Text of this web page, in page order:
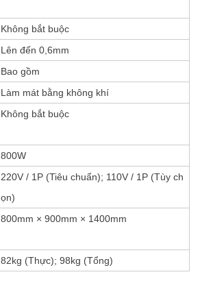
Không bắt buộc
Lên đến 0,6mm
Bao gồm
Làm mát bằng không khí
Không bắt buộc
800W
220V / 1P (Tiêu chuẩn); 110V / 1P (Tùy ch
ọn)
800mm × 900mm × 1400mm
82kg (Thực); 98kg (Tổng)